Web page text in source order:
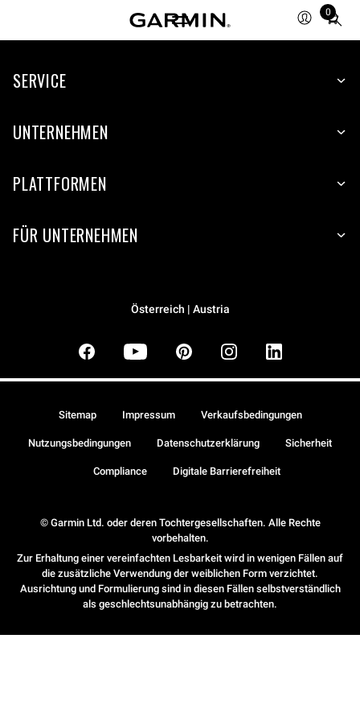
0
Total
items
cart:
SERVICE
UNTERNEHMEN
PLATTFORMEN
FÜR UNTERNEHMEN
Österreich | Austria
© Garmin Ltd. oder deren Tochtergesellschaften. Alle Rechte
vorbehalten.
Zur Erhaltung einer vereinfachten Lesbarkeit wird in wenigen Fällen auf
die zusätzliche Verwendung der weiblichen Form verzichtet.
Ausrichtung und Formulierung sind in diesen Fällen selbstverständlich
als geschlechtsunabhängig zu betrachten.
Sitemap Impressum Verkaufsbedingungen
Nutzungsbedingungen Datenschutzerklärung Sicherheit
Compliance Digitale Barrierefreiheit